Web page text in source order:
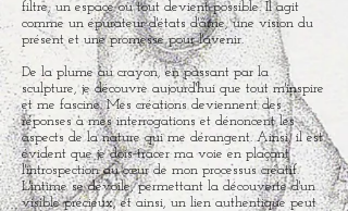
filtre, un espace où tout devient possible. Il agit
comme un épurateur d'états d'âme, une vision du
présent et une promesse pour l'avenir.
De la plume au crayon, en passant par la
sculpture, je découvre aujourd'hui que tout m'inspire
et me fascine. Mes créations deviennent des
réponses à mes interrogations et dénoncent les
aspects de la nature qui me dérangent. Ainsi, il est
évident que je dois tracer ma voie en plaçant
l'introspection au cœur de mon processus créatif.
L'intime se dévoile, permettant la découverte d'un
visible précieux, et ainsi, un lien authentique peut